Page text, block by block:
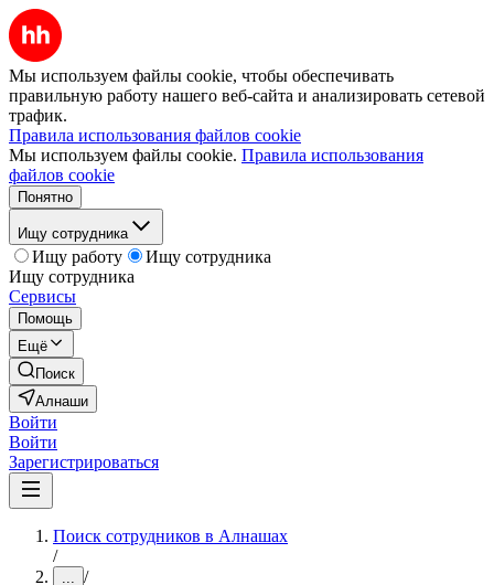
Мы используем файлы cookie, чтобы обеспечивать
правильную работу нашего веб-сайта и анализировать сетевой
трафик.
Правила использования файлов cookie
Мы используем файлы cookie. Правила использования
файлов cookie
Понятно
Ищу сотрудника
Ищу работу
Ищу сотрудника
Ищу сотрудника
Сервисы
Помощь
Ещё
Поиск
Алнаши
Войти
Войти
Зарегистрироваться
Поиск сотрудников в Алнашах
/
... /